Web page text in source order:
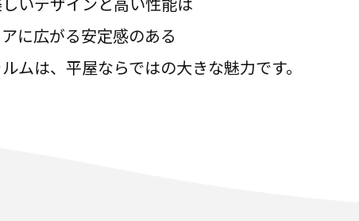
に広がる安定感のある
ムは、平屋ならではの大きな魅力です。